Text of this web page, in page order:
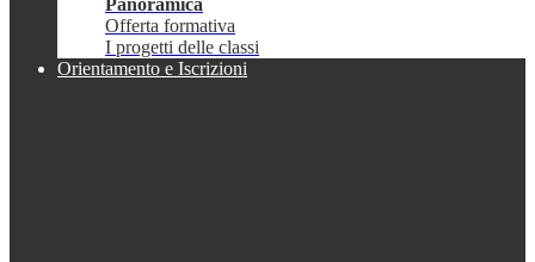
Panoramica
Offerta formativa
I progetti delle classi
Orientamento e Iscrizioni